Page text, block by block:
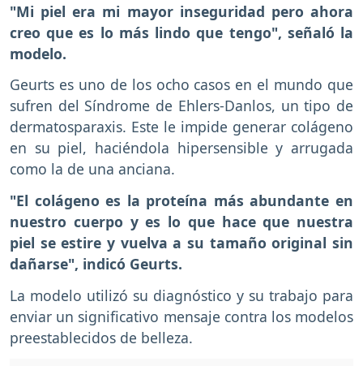
"Mi piel era mi mayor inseguridad pero ahora
creo que es lo más lindo que tengo", señaló la
modelo.
Geurts es uno de los ocho casos en el mundo que
sufren del Síndrome de Ehlers-Danlos, un tipo de
dermatosparaxis. Este le impide generar colágeno
en su piel, haciéndola hipersensible y arrugada
como la de una anciana.
"El colágeno es la proteína más abundante en
nuestro cuerpo y es lo que hace que nuestra
piel se estire y vuelva a su tamaño original sin
dañarse", indicó Geurts.
La modelo utilizó su diagnóstico y su trabajo para
enviar un significativo mensaje contra los modelos
preestablecidos de belleza.